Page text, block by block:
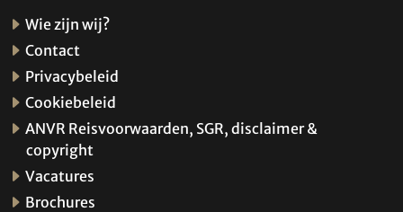
Wie zijn wij?
Contact
Privacybeleid
Cookiebeleid
ANVR Reisvoorwaarden, SGR, disclaimer &
copyright
Vacatures
Brochures